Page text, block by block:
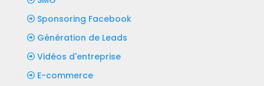
Sponsoring Facebook
Génération de Leads
Vidéos d'entreprise
E-commerce